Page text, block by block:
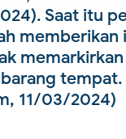
Saat itu
memberikan
tempat.
11/03/2024)